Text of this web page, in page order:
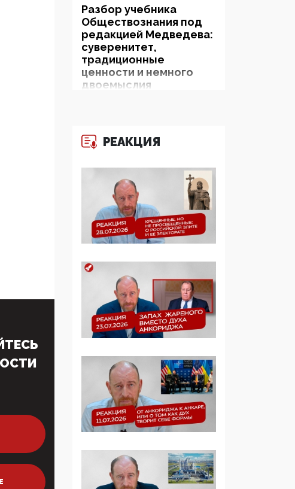
Разбор учебника
Обществознания под
редакцией Медведева:
суверенитет,
традиционные
ценности и немного
двоемыслия
увидела
деятельность ИИТО
ЮНЕСКО в России, но
цифроглобалисты
продолжают
определять повестку в
образовании
09:43, 01 Июня 2026
5G за счет здоровья
граждан: Минцифры
намерено отобрать у
регионов и
муниципалитетов право
защищать жилые дома
и социальные объекты
от ЭМИ
05:58, 26 Мая 2026
Роскомнадзор
освободили от борца с
опасным контентом
07:39, 25 Мая 2026
РЕАКЦИЯ